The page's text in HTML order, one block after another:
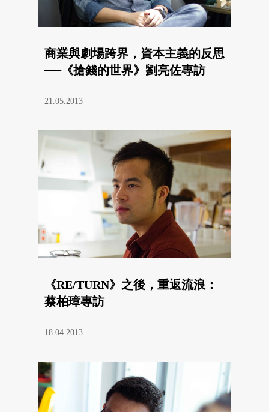
商業與劇場跨界，資本主義的反思
──《搶錢的世界》劉亮佐專訪
21.05.2013
《RE/TURN》之後，重返流浪：
蔡柏璋專訪
18.04.2013